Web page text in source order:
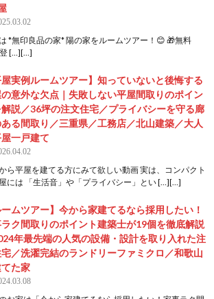
*無印良品の家* 陽の家をルームツアー！😊 🎁無料
[…][…]
屋実例ルームツアー】知っていないと後悔する
意外な欠点｜失敗しない平屋間取りのポイン
解説／36坪の注文住宅／プライバシーを守る廊
る間取り／三重県／工務店／北山建築／大人
一戸建て
ら平屋を建てる方にみて欲しい動画 実は、コンパクト
には 「生活音」や「プライバシー」とい […][…]
ームツアー】今から家建てるなら採用したい！
ク間取りのポイント建築士が19個を徹底解説
年最先端の人気の設備・設計を取り入れた注
／洗濯完結のランドリーファミクロ／和歌山
た家